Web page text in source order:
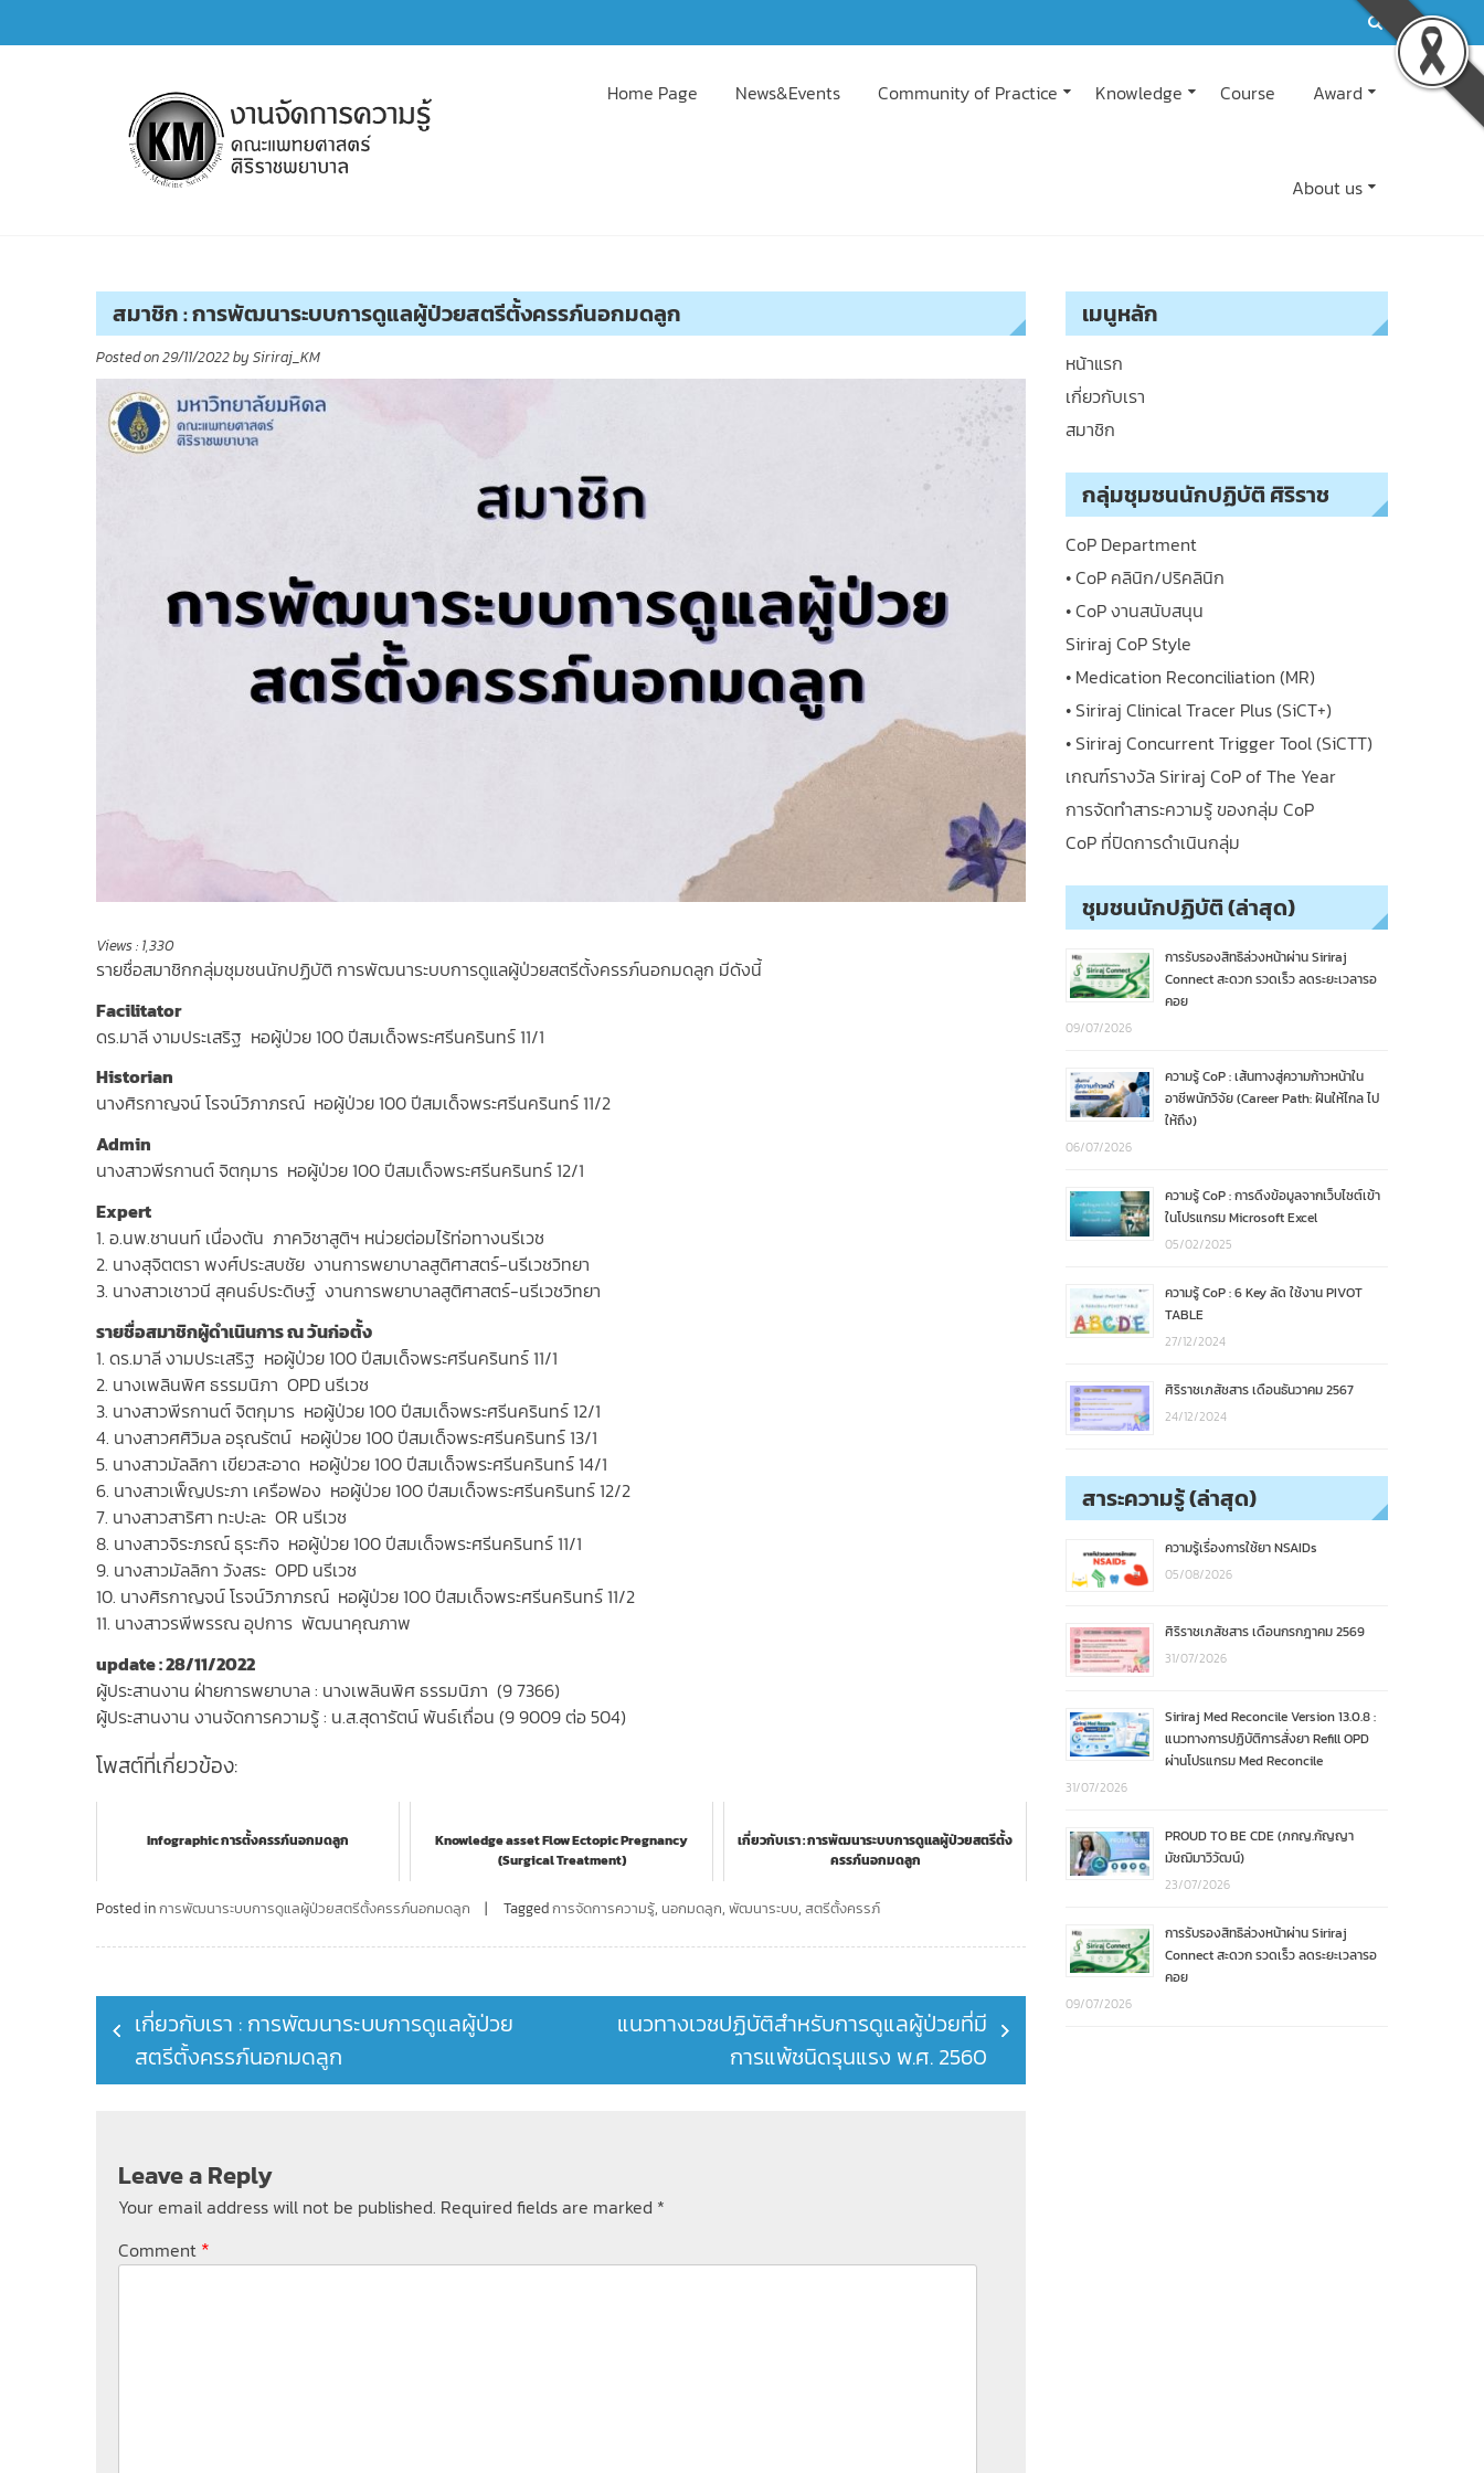
to
Home Page News&Events Community of Practice Knowledge Course Award
About us
สมาชิก : การพัฒนาระบบการดูแลผู้ป่วยสตรีตั้งครรภ์นอกมดลูก
Posted on29/11/2022by Siriraj_KM
Views : 1,330
รายชื่อสมาชิกกลุ่มชุมชนนักปฏิบัติ การพัฒนาระบบการดูแลผู้ป่วยสตรีตั้งครรภ์นอกมดลูก มีดังนี้
Facilitator
ดร.มาลี งามประเสริฐ หอผู้ป่วย 100 ปีสมเด็จพระศรีนครินทร์ 11/1
Historian
นางศิรกาญจน์ โรจน์วิภาภรณ์ หอผู้ป่วย 100 ปีสมเด็จพระศรีนครินทร์ 11/2
Admin
นางสาวพีรกานต์ จิตกุมาร หอผู้ป่วย 100 ปีสมเด็จพระศรีนครินทร์ 12/1
Expert
1. อ.นพ.ชานนท์ เนื่องตัน ภาควิชาสูติฯ หน่วยต่อมไร้ท่อทางนรีเวช
2. นางสุจิตตรา พงศ์ประสบชัย งานการพยาบาลสูติศาสตร์-นรีเวชวิทยา
3. นางสาวเชาวนี สุคนธ์ประดิษฐ์ งานการพยาบาลสูติศาสตร์-นรีเวชวิทยา
รายชื่อสมาชิกผู้ดำเนินการ ณ วันก่อตั้ง
1. ดร.มาลี งามประเสริฐ หอผู้ป่วย 100 ปีสมเด็จพระศรีนครินทร์ 11/1
2. นางเพลินพิศ ธรรมนิภา OPD นรีเวช
3. นางสาวพีรกานต์ จิตกุมาร หอผู้ป่วย 100 ปีสมเด็จพระศรีนครินทร์ 12/1
4. นางสาวศศิวิมล อรุณรัตน์ หอผู้ป่วย 100 ปีสมเด็จพระศรีนครินทร์ 13/1
5. นางสาวมัลลิกา เขียวสะอาด หอผู้ป่วย 100 ปีสมเด็จพระศรีนครินทร์ 14/1
6. นางสาวเพ็ญประภา เครือฟอง หอผู้ป่วย 100 ปีสมเด็จพระศรีนครินทร์ 12/2
7. นางสาวสาริศา ทะปะละ OR นรีเวช
8. นางสาวจิระภรณ์ ธุระกิจ หอผู้ป่วย 100 ปีสมเด็จพระศรีนครินทร์ 11/1
9. นางสาวมัลลิกา วังสระ OPD นรีเวช
10. นางศิรกาญจน์ โรจน์วิภาภรณ์ หอผู้ป่วย 100 ปีสมเด็จพระศรีนครินทร์ 11/2
11. นางสาวรพีพรรณ อุปการ พัฒนาคุณภาพ
update : 28/11/2022
ผู้ประสานงาน ฝ่ายการพยาบาล : นางเพลินพิศ ธรรมนิภา (9 7366)
ผู้ประสานงาน งานจัดการความรู้ : น.ส.สุดารัตน์ พันธ์เถื่อน (9 9009 ต่อ 504)
โพสต์ที่เกี่ยวข้อง:
Infographic การตั้งครรภ์นอกมดลูก
Knowledge asset Flow Ectopic Pregnancy
(Surgical Treatment)
เกี่ยวกับเรา : การพัฒนาระบบการดูแลผู้ป่วยสตรีตั้ง
ครรภ์นอกมดลูก
Posted inการพัฒนาระบบการดูแลผู้ป่วยสตรีตั้งครรภ์นอกมดลูก Taggedการจัดการความรู้, นอกมดลูก, พัฒนาระบบ, สตรีตั้งครรภ์
Post
navigation
เกี่ยวกับเรา : การพัฒนาระบบการดูแลผู้ป่วย
สตรีตั้งครรภ์นอกมดลูก
แนวทางเวชปฏิบัติสำหรับการดูแลผู้ป่วยที่มี
การแพ้ชนิดรุนแรง พ.ศ. 2560
Leave a Reply
Your email address will not be published. Required fields are marked *
Comment *
เมนูหลัก
หน้าแรก
เกี่ยวกับเรา
สมาชิก
กลุ่มชุมชนนักปฏิบัติ ศิริราช
CoP Department
• CoP คลินิก/ปริคลินิก
• CoP งานสนับสนุน
Siriraj CoP Style
• Medication Reconciliation (MR)
• Siriraj Clinical Tracer Plus (SiCT+)
• Siriraj Concurrent Trigger Tool (SiCTT)
เกณฑ์รางวัล Siriraj CoP of The Year
การจัดทำสาระความรู้ ของกลุ่ม CoP
CoP ที่ปิดการดำเนินกลุ่ม
ชุมชนนักปฏิบัติ (ล่าสุด)
การรับรองสิทธิล่วงหน้าผ่าน Siriraj
Connect สะดวก รวดเร็ว ลดระยะเวลารอ
คอย
09/07/2026
ความรู้ CoP : เส้นทางสู่ความก้าวหน้าใน
อาชีพนักวิจัย (Career Path: ฝันให้ไกล ไป
ให้ถึง)
06/07/2026
ความรู้ CoP : การดึงข้อมูลจากเว็บไซต์เข้า
ในโปรแกรม Microsoft Excel
05/02/2025
ความรู้ CoP : 6 Key ลัด ใช้งาน PIVOT
TABLE
27/12/2024
ศิริราชเภสัชสาร เดือนธันวาคม 2567
24/12/2024
สาระความรู้ (ล่าสุด)
ความรู้เรื่องการใช้ยา NSAIDs
05/08/2026
ศิริราชเภสัชสาร เดือนกรกฎาคม 2569
31/07/2026
Siriraj Med Reconcile Version 13.0.8 :
แนวทางการปฏิบัติการสั่งยา Refill OPD
ผ่านโปรแกรม Med Reconcile
31/07/2026
PROUD TO BE CDE (ภกญ.กัญญา
มัชฌิมาวิวัฒน์)
23/07/2026
การรับรองสิทธิล่วงหน้าผ่าน Siriraj
Connect สะดวก รวดเร็ว ลดระยะเวลารอ
คอย
09/07/2026